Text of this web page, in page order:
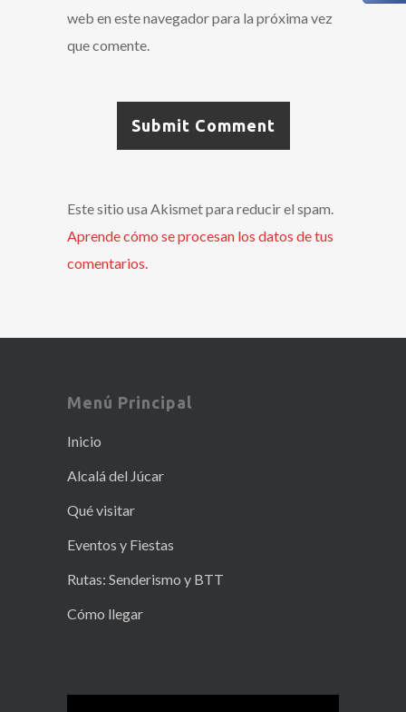
web en este navegador para la próxima vez
que comente.
Este sitio usa Akismet para reducir el spam.
Aprende cómo se procesan los datos de tus
comentarios.
Menú Principal
Inicio
Alcalá del Júcar
Qué visitar
Eventos y Fiestas
Rutas: Senderismo y BTT
Cómo llegar